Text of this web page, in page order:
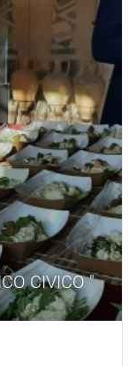
CIVICO "